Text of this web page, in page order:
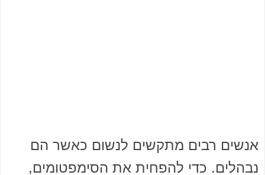
אנשים רבים מתקשים לנשום כאשר הם
נבהלים. כדי להפחית את הסימפטומים,